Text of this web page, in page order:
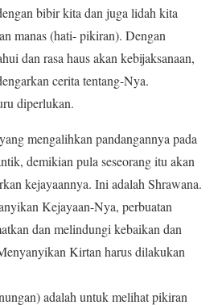
bibir kita dan juga lidah kita
manas (hati- pikiran). Dengan
dan rasa haus akan kebijaksanaan,
cerita tentang-Nya.
diperlukan.
mengalihkan pandangannya pada
demikian pula seseorang itu akan
kejayaannya. Ini adalah Shrawana.
Kejayaan-Nya, perbuatan
dan melindungi kebaikan dan
Kirtan harus dilakukan
adalah untuk melihat pikiran